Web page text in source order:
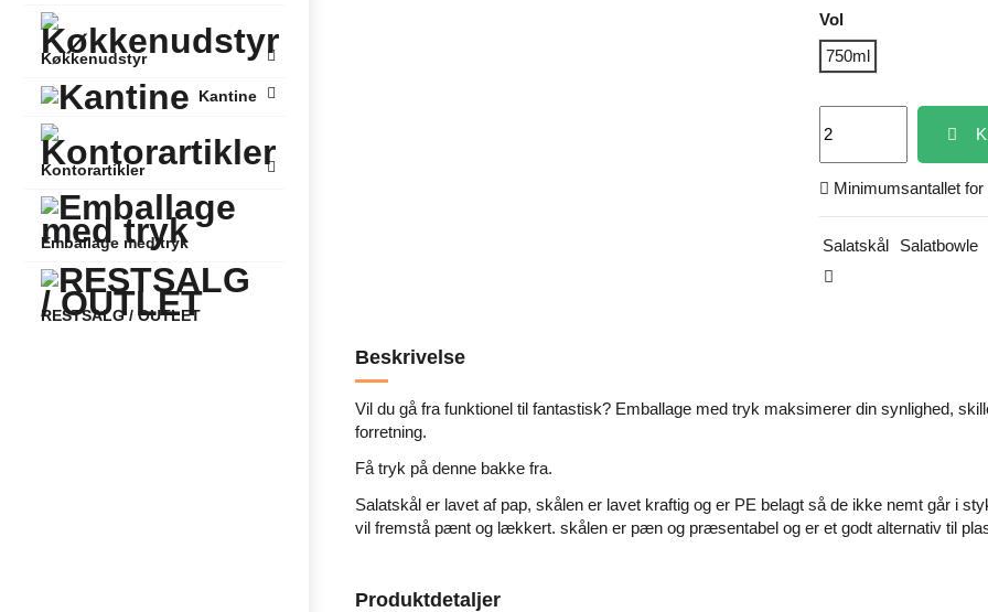
Køkkenudstyr
Kantine
Kontorartikler
Emballage med tryk
RESTSALG / OUTLET
Vol
750ml
Minimumsantallet
Salatskål Salatbowle
Beskrivelse
Vil du gå fra funktionel til fantastisk? Emballage med tryk maksimerer din synlighed,
forretning.
Få tryk på denne bakke fra.
Salatskål er lavet af pap, skålen er lavet kraftig og er PE belagt så de ikke nemt går i
vil fremstå pænt og lækkert. skålen er pæn og præsentabel og er et godt alternativ til
Produktdetaljer